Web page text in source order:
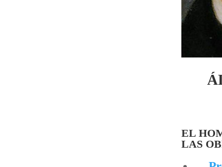
EL
LAS